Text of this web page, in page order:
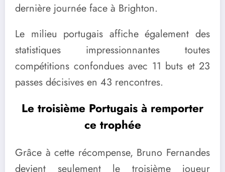
dernière journée face à Brighton.
Le milieu portugais affiche également des
statistiques impressionnantes toutes
compétitions confondues avec 11 buts et 23
passes décisives en 43 rencontres.
Le troisième Portugais à remporter
ce trophée
Grâce à cette récompense, Bruno Fernandes
devient seulement le troisième joueur